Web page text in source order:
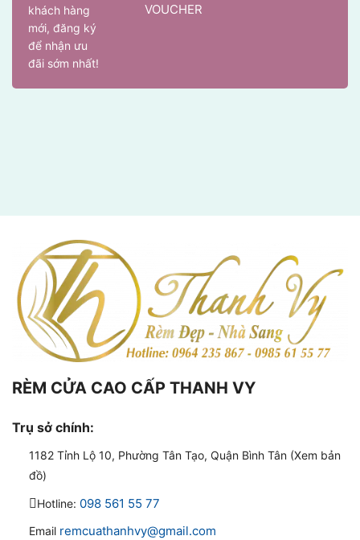
khách hàng
mới, đăng ký
để nhận ưu
đãi sớm nhất!
VOUCHER
RÈM CỬA CAO CẤP THANH VY
Trụ sở chính:
1182 Tỉnh Lộ 10, Phường Tân Tạo, Quận Bình Tân (Xem bản
đồ)
Hotline: 098 561 55 77
Email remcuathanhvy@gmail.com